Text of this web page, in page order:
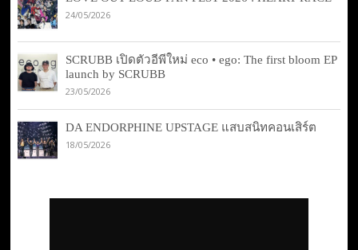
24/05/2026
SCRUBB เปิดตัวอีพีใหม่ eco • ego: The first bloom EP
launch by SCRUBB
23/05/2026
DA ENDORPHINE UPSTAGE แสบสนิทคอนเสิร์ต
18/05/2026